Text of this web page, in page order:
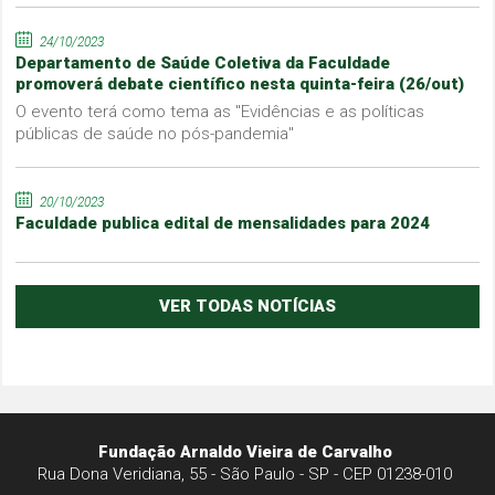
24/10/2023
Departamento de Saúde Coletiva da Faculdade
promoverá debate científico nesta quinta-feira (26/out)
O evento terá como tema as "Evidências e as políticas
públicas de saúde no pós-pandemia"
20/10/2023
Faculdade publica edital de mensalidades para 2024
VER TODAS NOTÍCIAS
Fundação Arnaldo Vieira de Carvalho
Rua Dona Veridiana, 55 - São Paulo - SP - CEP 01238-010